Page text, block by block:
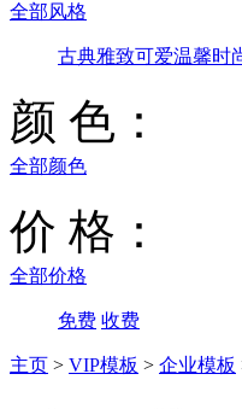
全部风格
古典雅致可爱温馨时
颜 色：
全部颜色
价 格：
全部价格
免费 收费
主页 > VIP模板 > 企业模板